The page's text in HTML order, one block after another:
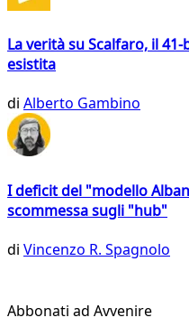
La verità su Scalfaro, il
esistita
di Alberto Gambino
I deficit del "modello
scommessa sugli "hub"
di Vincenzo R. Spagnolo
Abbonati ad Avvenire